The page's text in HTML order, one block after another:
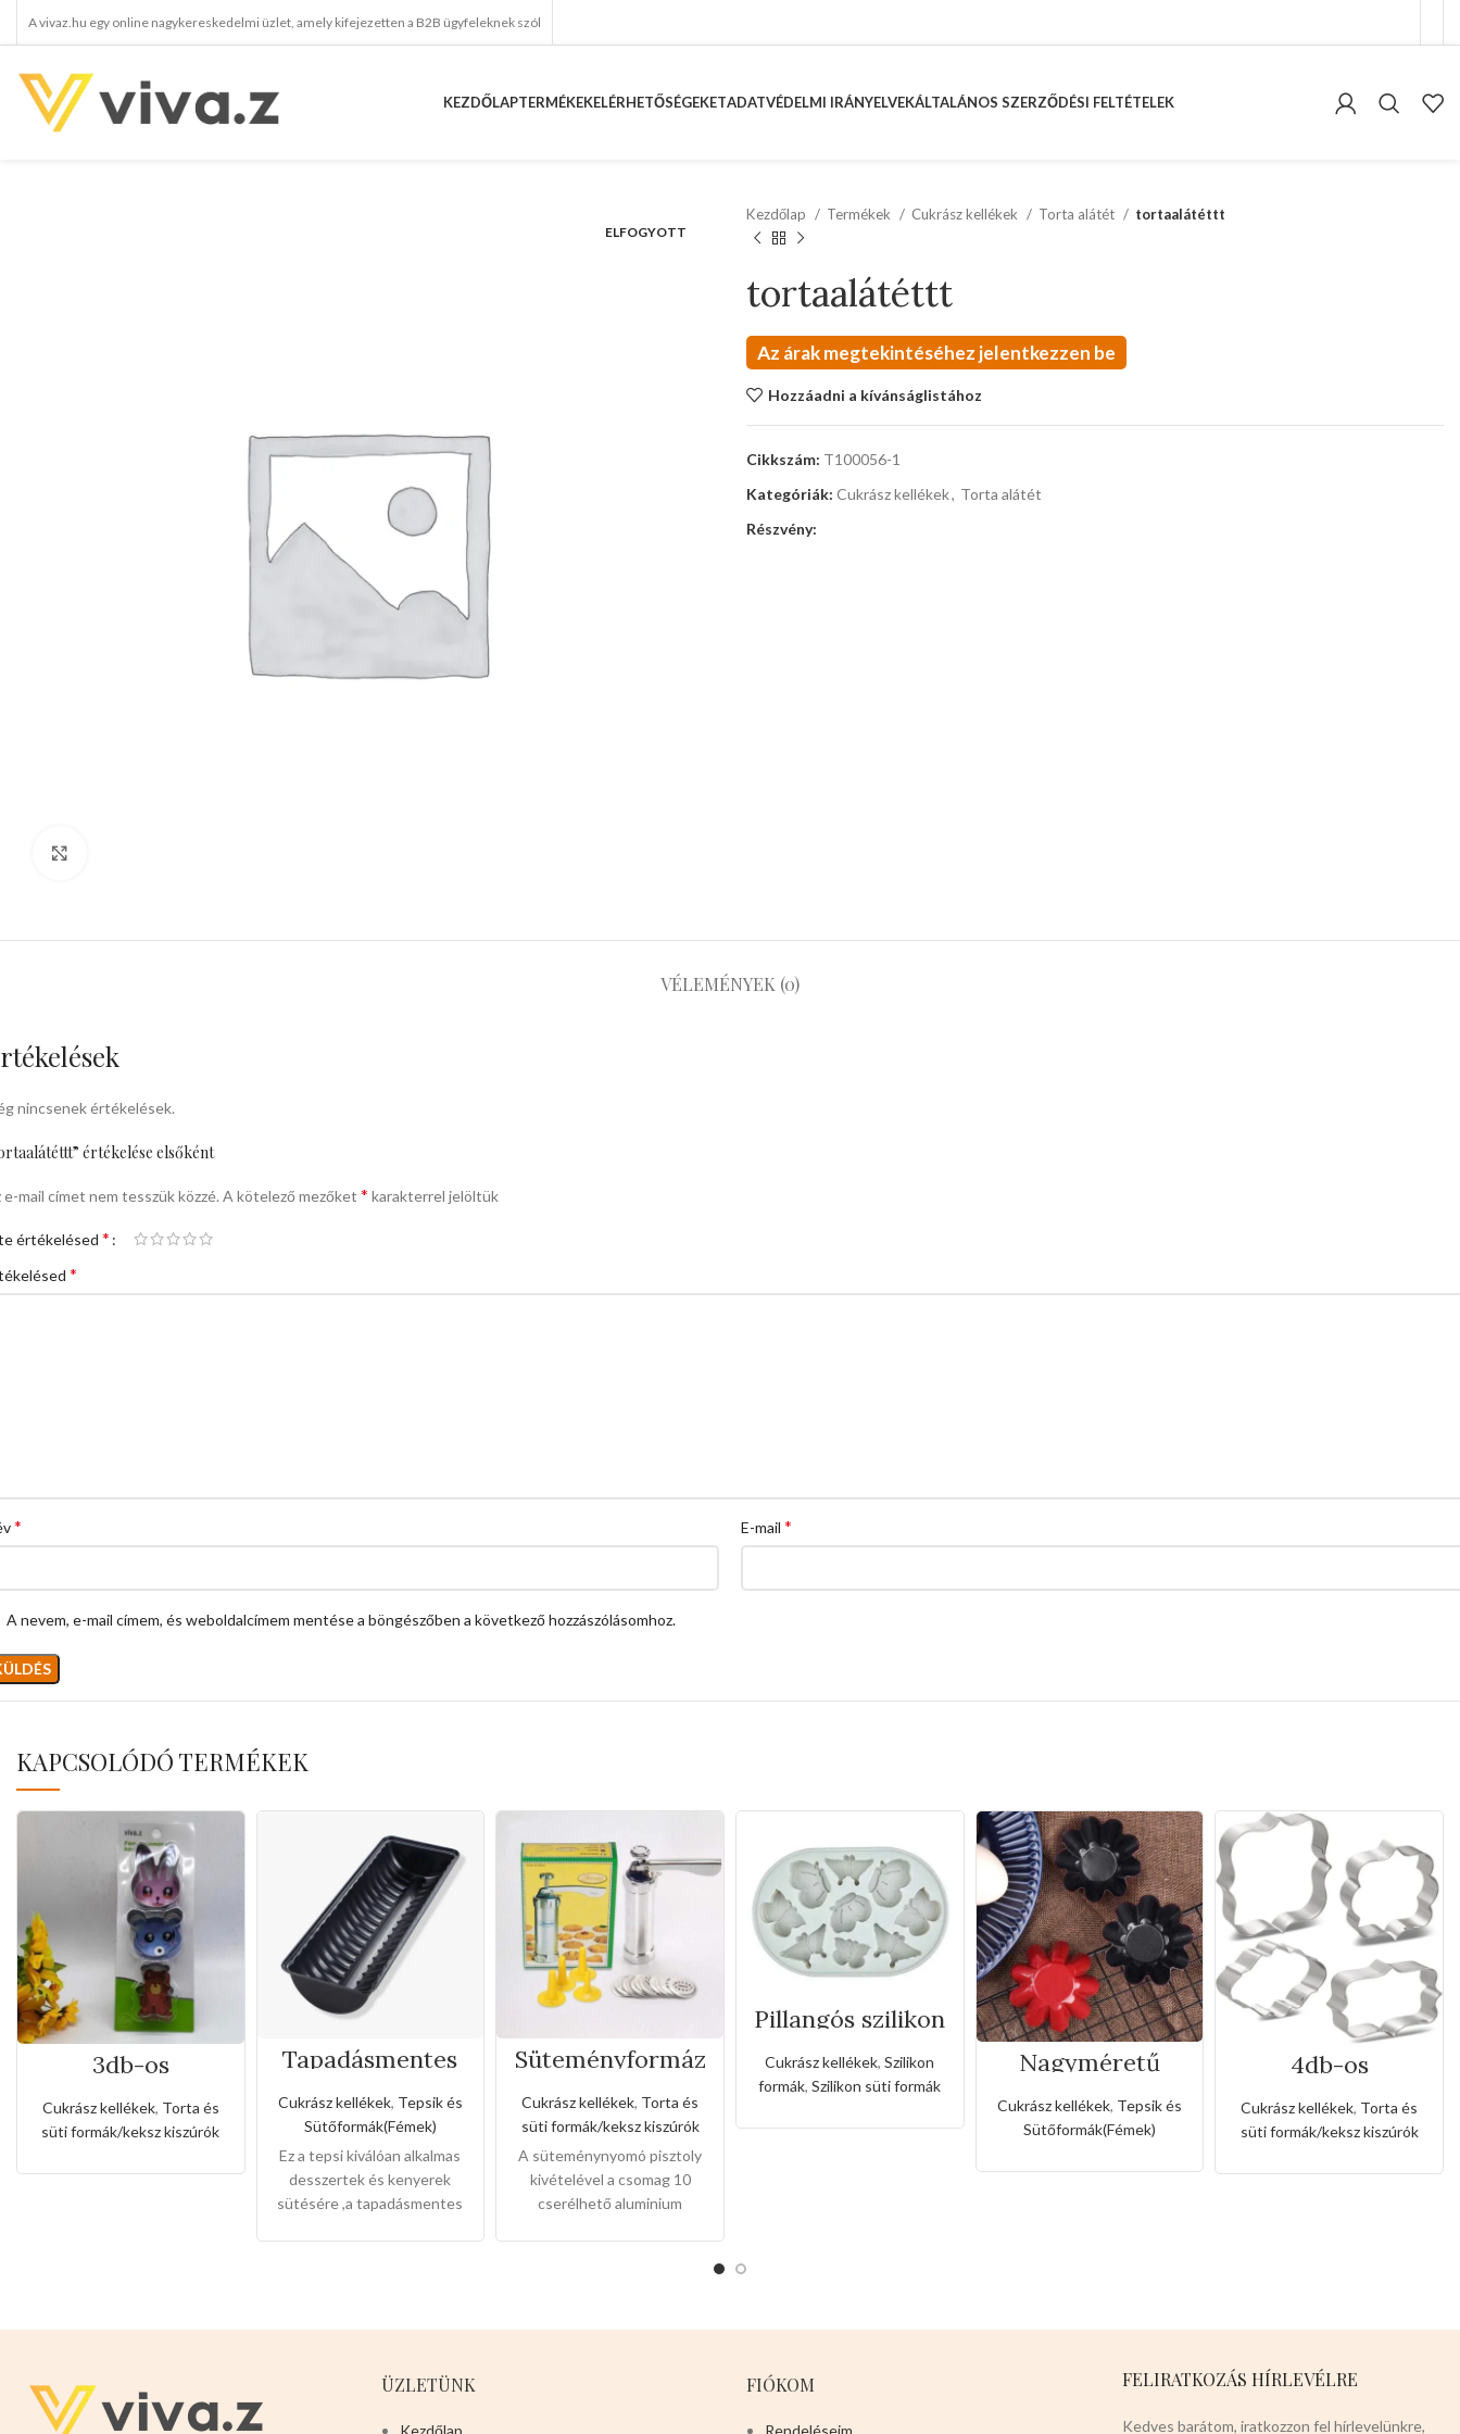
A vivaz.hu egy online nagykereskedelmi üzlet, amely kifejezetten a B2B ügyfeleknek szól
KEZDŐLAPTERMÉKEKELÉRHETŐSÉGEKETADATVÉDELMI IRÁNYELVEKÁLTALÁNOS SZERZŐDÉSI FELTÉTELEK
ELFOGYOTT
Kezdőlap Termékek Cukrász kellékek Torta alátét tortaalátéttt
tortaalátéttt
Az árak megtekintéséhez jelentkezzen be
Hozzáadni a kívánságlistához
Cikkszám: T100056-1
Kategóriák: Cukrász kellékek, Torta alátét
Részvény:
VÉLEMÉNYEK (0)
nincsenek értékelések.
értékelése elsőként
e-mail címet nem tesszük közzé. A kötelező mezőket * karakterrel jelöltük
értékelésed *
*
* E-mail *
A nevem, e-mail címem, és weboldalcímem mentése a böngészőben a következő hozzászólásomhoz.
KAPCSOLÓDÓ TERMÉKEK
3db-os
kiszúró készlet
nyuszi és maci
alakkal
Cukrász kellékek, Torta és
süti formák/keksz kiszúrók
Tapadásmentes
forma(Kis méret)
Cukrász kellékek, Tepsik és
Sütőformák(Fémek)
Ez a tepsi kiválóan alkalmas
desszertek és kenyerek
sütésére ,a tapadásmentes
Süteményformáz
ó készlet
Cukrász kellékek, Torta és
süti formák/keksz kiszúrók
A süteménynyomó pisztoly
kivételével a csomag 10
cserélhető aluminium
Pillangós szilikon
forma
Cukrász kellékek,Szilikon
formák,Szilikon süti formák
Nagyméretű
rozsda- és
tapadásmentes
muffin forma
Cukrász kellékek, Tepsik és
Sütőformák(Fémek)
4db-os
kiszúró készlet
Cukrász kellékek, Torta és
süti formák/keksz kiszúrók
ÜZLETÜNK FIÓKOM FELIRATKOZÁS HÍRLEVÉLRE
Kedves barátom, iratkozzon fel hírlevelünkre,